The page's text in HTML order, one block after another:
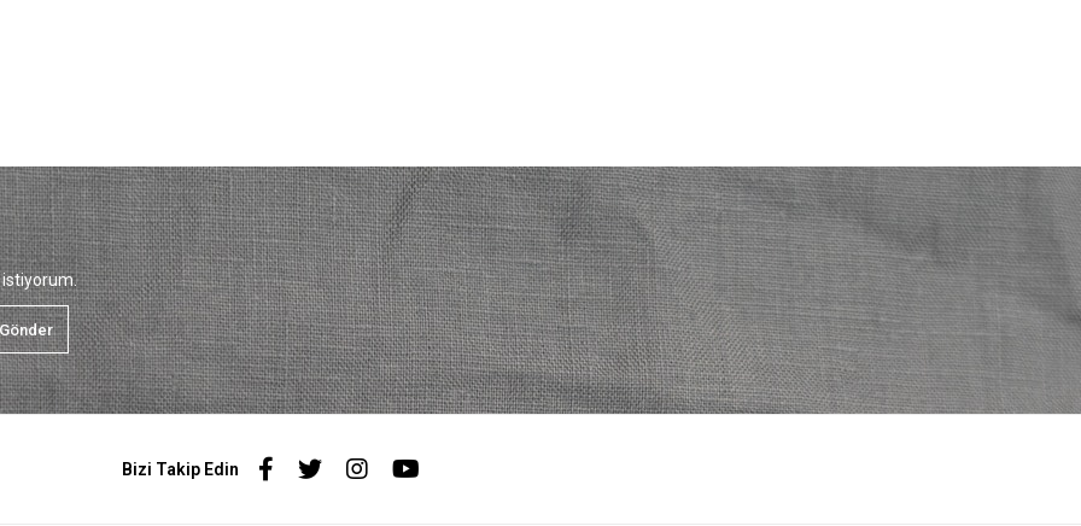
istiyorum.
Gönder
Bizi Takip Edin